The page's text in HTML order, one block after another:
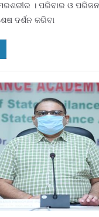
ମରଶରୀର । ପରିବାର ଓ
ଦର୍ଶନ କରିବା